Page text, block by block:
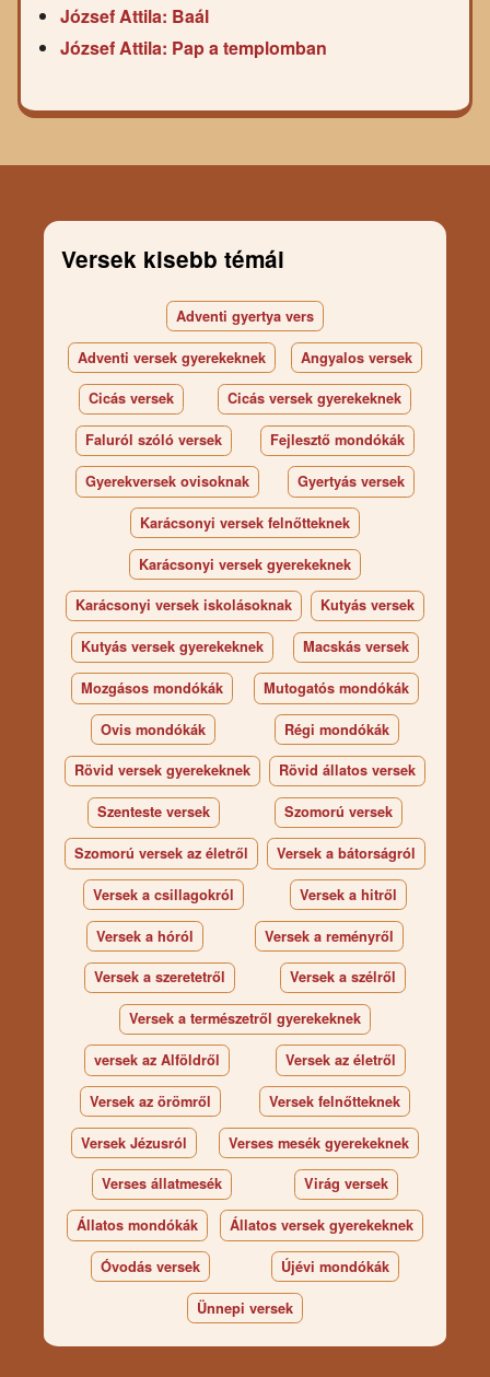
József Attila: Baál
József Attila: Pap a templomban
Versek kisebb témái
Adventi gyertya vers
Adventi versek gyerekeknek Angyalos versek
Cicás versek Cicás versek gyerekeknek
Faluról szóló versek Fejlesztő mondókák
Gyerekversek ovisoknak Gyertyás versek
Karácsonyi versek felnőtteknek
Karácsonyi versek gyerekeknek
Karácsonyi versek iskolásoknak Kutyás versek
Kutyás versek gyerekeknek Macskás versek
Mozgásos mondókák Mutogatós mondókák
Ovis mondókák Régi mondókák
Rövid versek gyerekeknek Rövid állatos versek
Szenteste versek Szomorú versek
Szomorú versek az életről Versek a bátorságról
Versek a csillagokról Versek a hitről
Versek a hóról Versek a reményről
Versek a szeretetről Versek a szélről
Versek a természetről gyerekeknek
versek az Alföldről Versek az életről
Versek az örömről Versek felnőtteknek
Versek Jézusról Verses mesék gyerekeknek
Verses állatmesék Virág versek
Állatos mondókák Állatos versek gyerekeknek
Óvodás versek Újévi mondókák
Ünnepi versek